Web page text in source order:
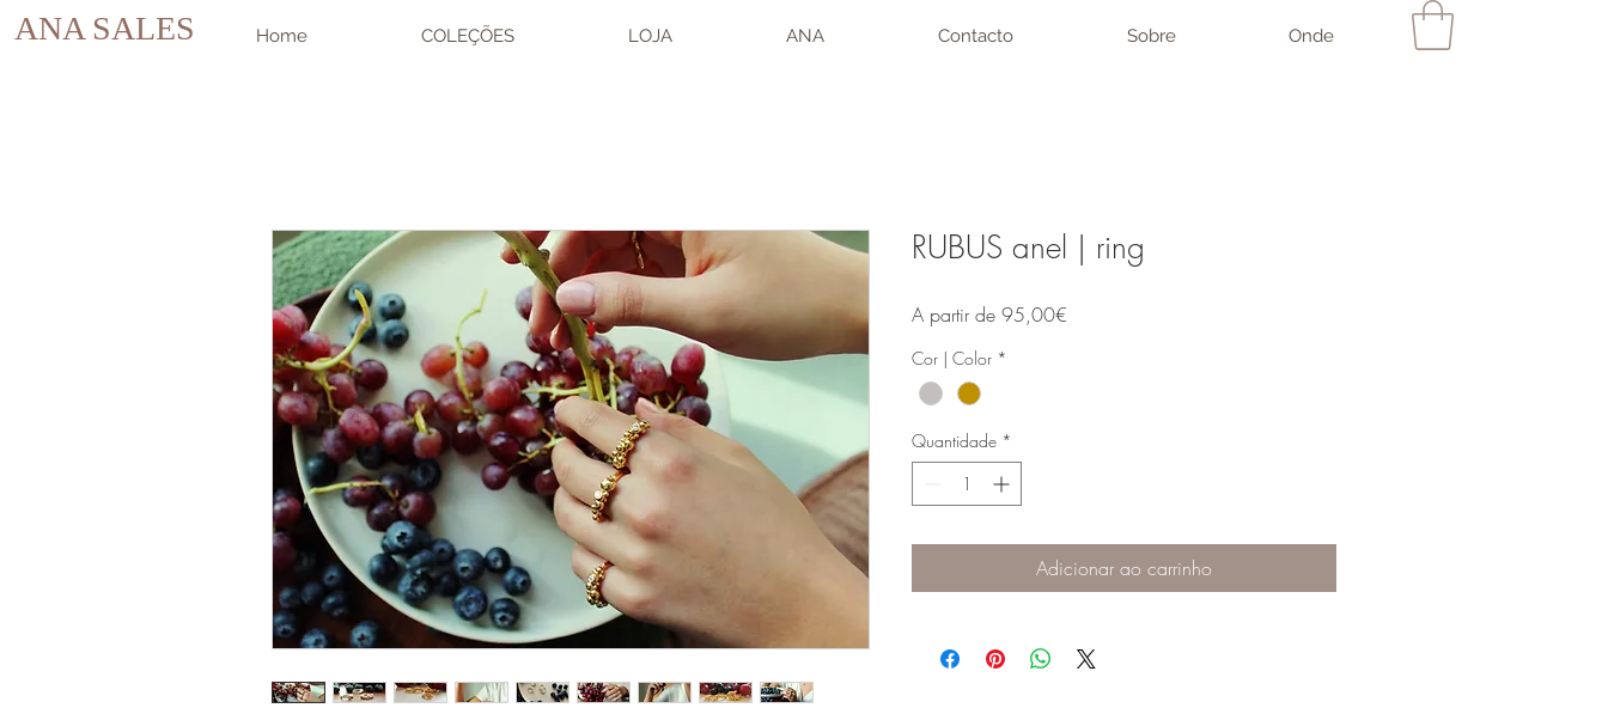
Home COLEÇÕES LOJA ANA Contacto Sobre Onde
ANA SALES
RUBUS anel | ring
A partir de 95,00€
Cor | Color *
Quantidade *
Adicionar ao carrinho